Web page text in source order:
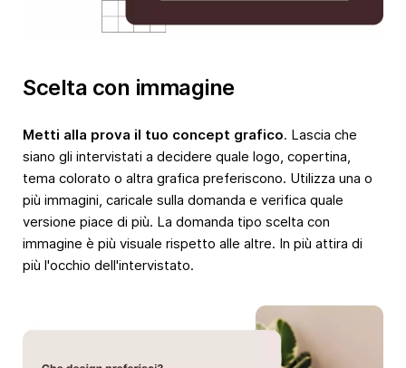
Scelta con immagine
Metti alla prova il tuo concept grafico. Lascia che
siano gli intervistati a decidere quale logo, copertina,
tema colorato o altra grafica preferiscono. Utilizza una o
più immagini, caricale sulla domanda e verifica quale
versione piace di più. La domanda tipo scelta con
immagine è più visuale rispetto alle altre. In più attira di
più l'occhio dell'intervistato.